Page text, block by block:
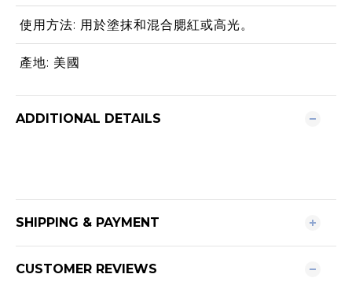
使用方法: 用於塗抹和混合腮紅或高光。
產地: 美國
ADDITIONAL DETAILS
SHIPPING & PAYMENT
CUSTOMER REVIEWS